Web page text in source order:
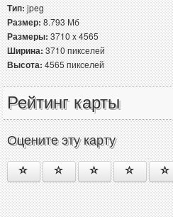
Тип:jpeg
Размер:8.793 Мб
Размеры:3710 x 4565
Ширина:3710 пикселей
Высота:4565 пикселей
Рейтинг карты
Оцените эту карту